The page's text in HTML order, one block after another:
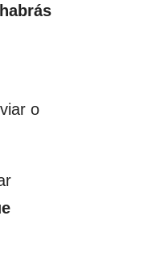
habrás
o